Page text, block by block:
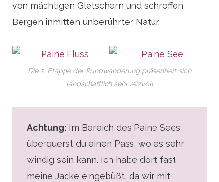
von mächtigen Gletschern und schroffen
Bergen inmitten unberührter Natur.
Die 2. Etappe der Rundwanderung präsentiert sich
landschaftlich sehr reizvoll
Achtung: Im Bereich des Paine Sees
überquerst du einen Pass, wo es sehr
windig sein kann. Ich habe dort fast
meine Jacke eingebüßt, da wir mit